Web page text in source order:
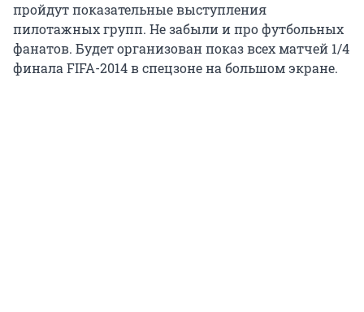
пройдут показательные выступления
пилотажных групп. Не забыли и про футбольных
фанатов. Будет организован показ всех матчей 1/4
финала FIFA-2014 в спецзоне на большом экране.